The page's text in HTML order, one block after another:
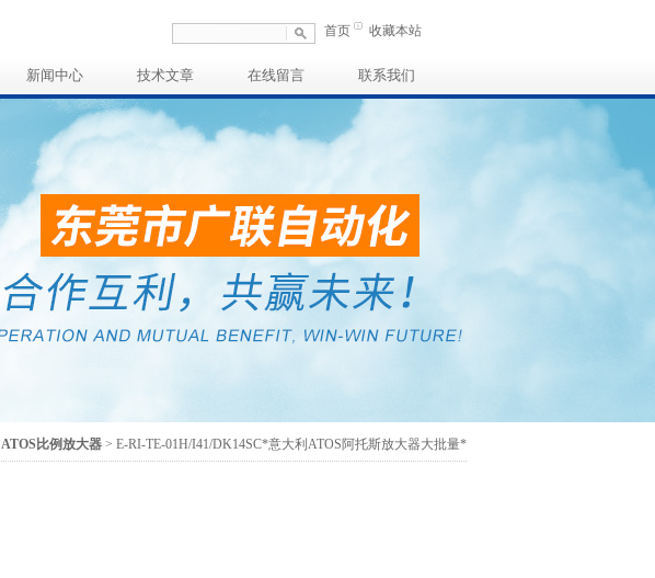
首页 收藏本站
新闻中心 技术文章 在线留言 联系我们
ATOS比例放大器 > E-RI-TE-01H/I41/DK14SC*意大利ATOS阿托斯放大器大批量*